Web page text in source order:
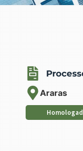
Araras